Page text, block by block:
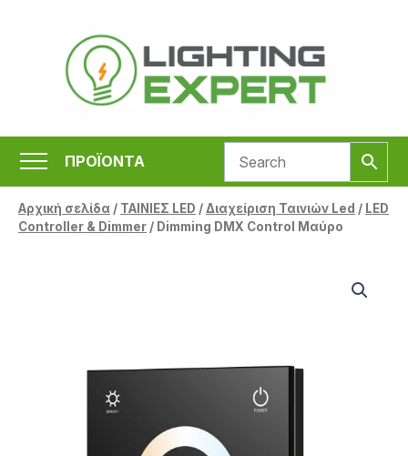
περιεχόμενο
ΠΡΟΪΟΝΤΑ
Αρχική σελίδα/ ΤΑΙΝΙΕΣ LED /Διαχείριση Ταινιών Led / LED
Controller & Dimmer/ Dimming DMX Control Μαύρο